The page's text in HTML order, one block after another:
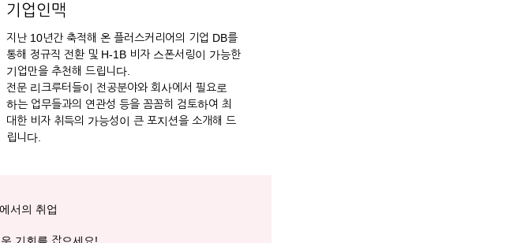
기업인맥
지난 10년간 축적해 온 플러스커리어의 기업 DB를
통해 정규직 전환 및 H-1B 비자 스폰서링이 가능한
기업만을 추천해 드립니다.
전문 리크루터들이 전공분야와 회사에서 필요로
하는 업무들과의 연관성 등을 꼼꼼히 검토하여 최
대한 비자 취득의 가능성이 큰 포지션을 소개해 드
립니다.
서의 취업
기회를 잡으세요!